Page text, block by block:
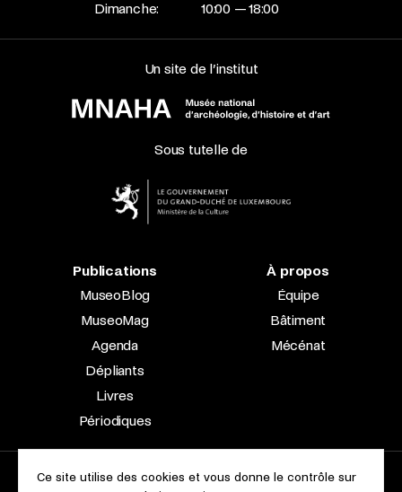
Dimanche:
10:00 — 18:00
Un site de l’institut
Sous tutelle de
Publications
MuseoBlog
MuseoMag
Agenda
Dépliants
Livres
Périodiques
À propos
Équipe
Bâtiment
Mécénat
2023 © Le Musée national d’archéologie, d’histoire et d’art |
Ce site utilise des cookies et vous donne le contrôle sur